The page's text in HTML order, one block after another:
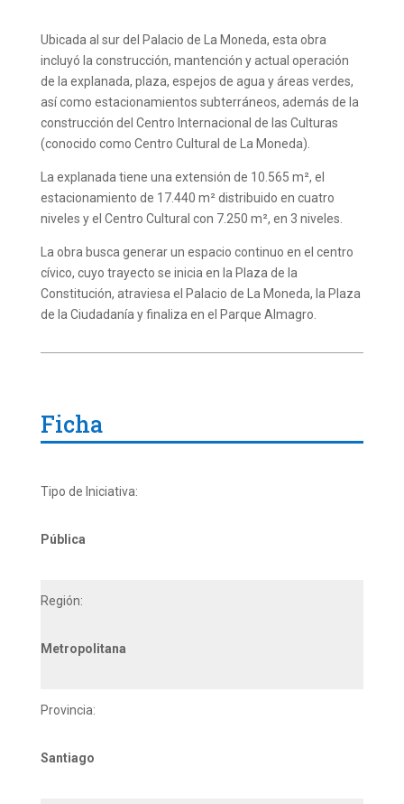
Ubicada al sur del Palacio de La Moneda, esta obra
incluyó la construcción, mantención y actual operación
de la explanada, plaza, espejos de agua y áreas verdes,
así como estacionamientos subterráneos, además de la
construcción del Centro Internacional de las Culturas
(conocido como Centro Cultural de La Moneda).
La explanada tiene una extensión de 10.565 m², el
estacionamiento de 17.440 m² distribuido en cuatro
niveles y el Centro Cultural con 7.250 m², en 3 niveles.
La obra busca generar un espacio continuo en el centro
cívico, cuyo trayecto se inicia en la Plaza de la
Constitución, atraviesa el Palacio de La Moneda, la Plaza
de la Ciudadanía y finaliza en el Parque Almagro.
Ficha
Tipo de Iniciativa:
Pública
Región:
Metropolitana
Provincia:
Santiago